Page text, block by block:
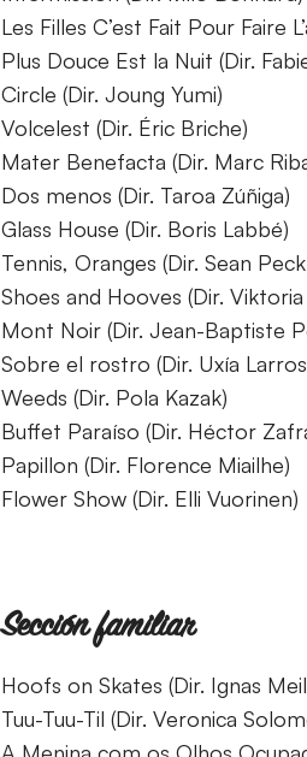
Les Filles C’est Fait Pour Faire
Plus Douce Est la Nuit (Dir.
Circle (Dir. Joung Yumi)
Volcelest (Dir. Éric Briche)
Mater Benefacta (Dir. Marc
Dos menos (Dir. Taroa Zúñiga)
Glass House (Dir. Boris Labbé)
Tennis, Oranges (Dir. Sean
Shoes and Hooves (Dir.
Mont Noir (Dir. Jean-Baptiste
Sobre el rostro (Dir. Uxía
Weeds (Dir. Pola Kazak)
Buffet Paraíso (Dir. Héctor
Papillon (Dir. Florence Miailhe)
Flower Show (Dir. Elli Vuorinen)
Sección familiar
Hoofs on Skates (Dir. Ignas
Tuu-Tuu-Til (Dir. Veronica
A Menina com os Olhos